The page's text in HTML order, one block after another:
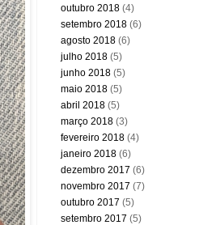
outubro 2018 (4)
setembro 2018 (6)
agosto 2018 (6)
julho 2018 (5)
junho 2018 (5)
maio 2018 (5)
abril 2018 (5)
março 2018 (3)
fevereiro 2018 (4)
janeiro 2018 (6)
dezembro 2017 (6)
novembro 2017 (7)
outubro 2017 (5)
setembro 2017 (5)